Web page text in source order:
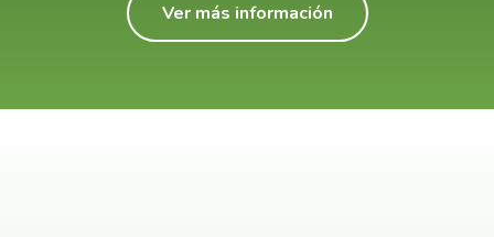
Ver más información